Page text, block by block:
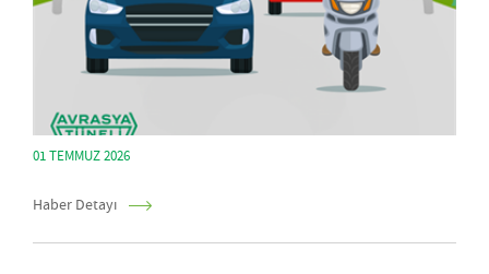
01 TEMMUZ 2026
Haber Detayı